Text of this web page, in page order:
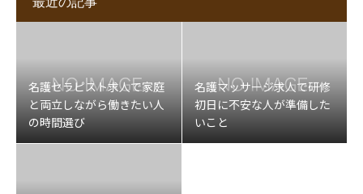
名護セラピスト求人で家庭
と両立しながら働きたい人
の時間選び
名護マッサージ求人で研修
初日に不安な人が準備した
いこと